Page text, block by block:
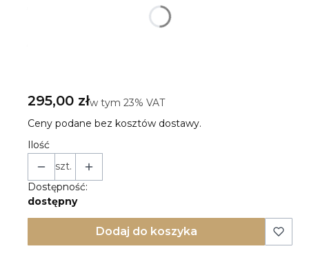
Cena
295,00 złw tym 23% VAT
w tym 23% VAT
Ceny podane bez kosztów dostawy.
Ilość
szt.
Dostępność:
dostępny
Dodaj do koszyka